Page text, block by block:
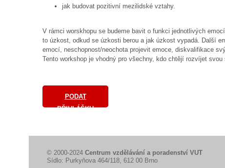
jak budovat pozitivní mezilidské vztahy.
V rámci worskhopu se budeme bavit o funkci jednotlivých
to úzkost, odkud se úzkosti berou a jak úzkost vypadá. Další
emocí, neschopnost/neochota projevit emoce, diskvalifikace
Tento workshop je vhodný pro všechny, kdo chtějí rozvíjet
PODAT
PŘIHLÁŠKU
© 2000-2024 Centrum vzdělávání a poradenství VUT
Sídlo: Purkyňova 464/118, 612 00 Brno